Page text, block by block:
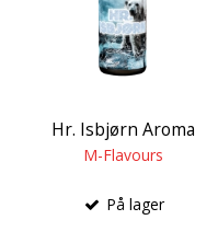
Hr. Isbjørn Aroma
M-Flavours
På lager